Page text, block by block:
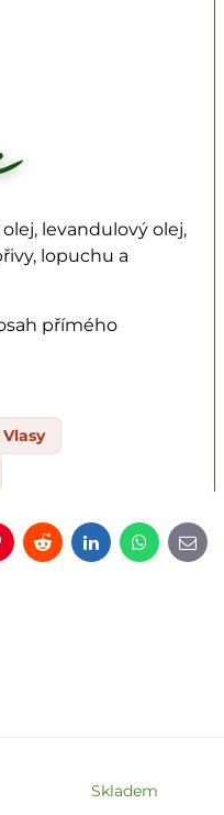
levandulový olej,
lopuchu a
přímého
Vlasy
RedditLinkedInWhatsApp
E-
mail
Skladem